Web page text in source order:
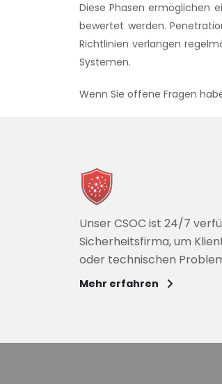
Diese Phasen ermöglichen
bewertet werden.
Richtlinien verlangen
Systemen.
Wenn Sie offene Fragen
Unser CSOC ist 24/7
Sicherheitsfirma, um
oder technischen
Mehr erfahren